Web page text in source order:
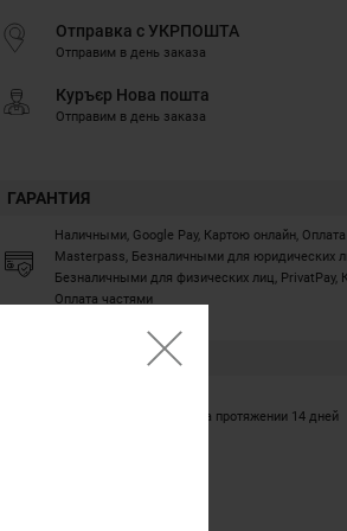
Отправка с УКРПОШТА
Отправим в день заказа
Куръєр Нова пошта
Отправим в день заказа
ГАРАНТИЯ
Наличными, Google Pay, Картою онлайн, Оплата
Masterpass, Безналичными для юридических
Безналичными для физических лиц, PrivatPay,
Оплата частями
Обмен/возврат товара на протяжении 14 дней